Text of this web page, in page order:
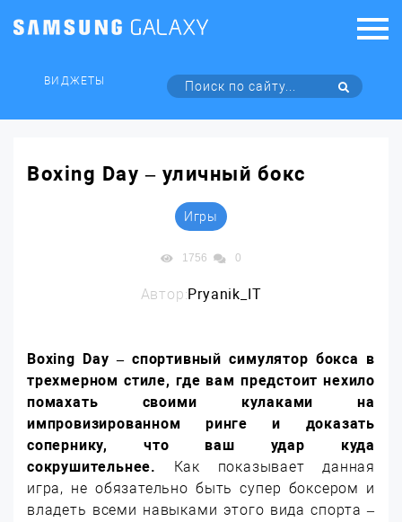
ВИДЖЕТЫ
Boxing Day – уличный бокс
Игры
1756 0
Автор:Pryanik_IT
Boxing Day – спортивный симулятор бокса в
трехмерном стиле, где вам предстоит нехило
помахать своими кулаками на
импровизированном ринге и доказать
сопернику, что ваш удар куда
сокрушительнее. Как показывает данная
игра, не обязательно быть супер боксером и
владеть всеми навыками этого вида спорта –